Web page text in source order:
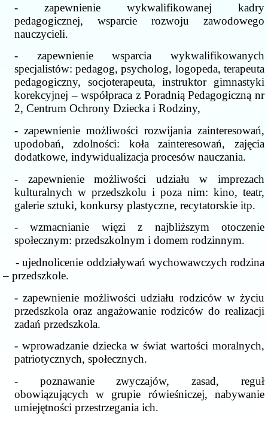
- zapewnienie wykwalifikowanej kadry
pedagogicznej, wsparcie rozwoju zawodowego
nauczycieli.
- zapewnienie wsparcia wykwalifikowanych
specjalistów: pedagog, psycholog, logopeda, terapeuta
pedagogiczny, socjoterapeuta, instruktor gimnastyki
korekcyjnej – współpraca z Poradnią Pedagogiczną nr
2, Centrum Ochrony Dziecka i Rodziny,
- zapewnienie możliwości rozwijania zainteresowań,
upodobań, zdolności: koła zainteresowań, zajęcia
dodatkowe, indywidualizacja procesów nauczania.
- zapewnienie możliwości udziału w imprezach
kulturalnych w przedszkolu i poza nim: kino, teatr,
galerie sztuki, konkursy plastyczne, recytatorskie itp.
- wzmacnianie więzi z najbliższym otoczenie
społecznym: przedszkolnym i domem rodzinnym.
- ujednolicenie oddziaływań wychowawczych rodzina
– przedszkole.
- zapewnienie możliwości udziału rodziców w życiu
przedszkola oraz angażowanie rodziców do realizacji
zadań przedszkola.
- wprowadzanie dziecka w świat wartości moralnych,
patriotycznych, społecznych.
- poznawanie zwyczajów, zasad, reguł
obowiązujących w grupie rówieśniczej, nabywanie
umiejętności przestrzegania ich.